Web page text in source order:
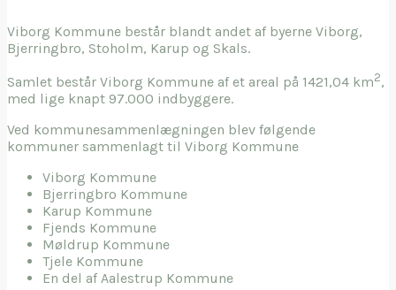
Viborg Kommune består blandt andet af byerne Viborg,
Bjerringbro, Stoholm, Karup og Skals.
Samlet består Viborg Kommune af et areal på 1421,04 km2,
med lige knapt 97.000 indbyggere.
Ved kommunesammenlægningen blev følgende
kommuner sammenlagt til Viborg Kommune
Viborg Kommune
Bjerringbro Kommune
Karup Kommune
Fjends Kommune
Møldrup Kommune
Tjele Kommune
En del af Aalestrup Kommune